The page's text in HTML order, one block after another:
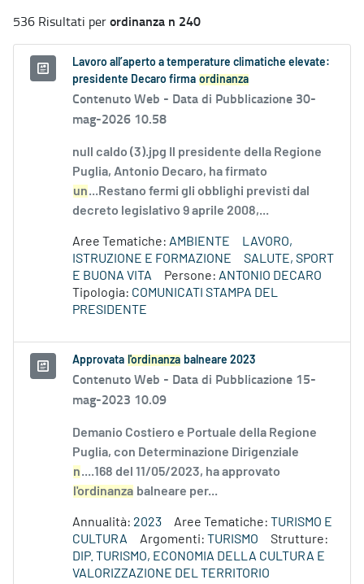
536 Risultati perordinanza n 240
Lavoro all’aperto a temperature climatiche elevate:
presidente Decaro firma ordinanza
Contenuto Web - Data di Pubblicazione 30-
mag-2026 10.58
null caldo (3).jpg Il presidente della Regione
Puglia, Antonio Decaro, ha firmato
un...Restano fermi gli obblighi previsti dal
decreto legislativo 9 aprile 2008,...
Aree Tematiche: AMBIENTE
LAVORO,
ISTRUZIONE E FORMAZIONE
SALUTE, SPORT
E BUONA VITA
Persone: ANTONIO DECARO
Tipologia: COMUNICATI STAMPA DEL
PRESIDENTE
Approvata l'ordinanza balneare 2023
Contenuto Web - Data di Pubblicazione 15-
mag-2023 10.09
Demanio Costiero e Portuale della Regione
Puglia, con Determinazione Dirigenziale
n....168 del 11/05/2023, ha approvato
l'ordinanza balneare per...
Annualità: 2023 Aree Tematiche: TURISMO E
CULTURA
Argomenti: TURISMO
Strutture:
DIP. TURISMO, ECONOMIA DELLA CULTURA E
VALORIZZAZIONE DEL TERRITORIO